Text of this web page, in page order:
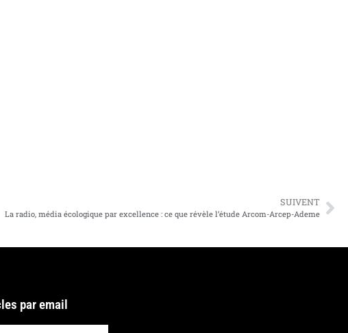
SUIVENT
La radio, média écologique par excellence : ce que révèle l’étude Arcom-Arcep-Ademe
par email